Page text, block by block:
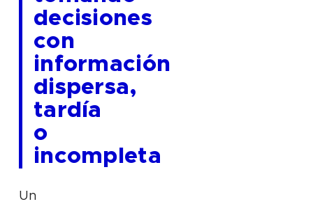
decisiones
con
información
dispersa,
tardía
o
incompleta
Un